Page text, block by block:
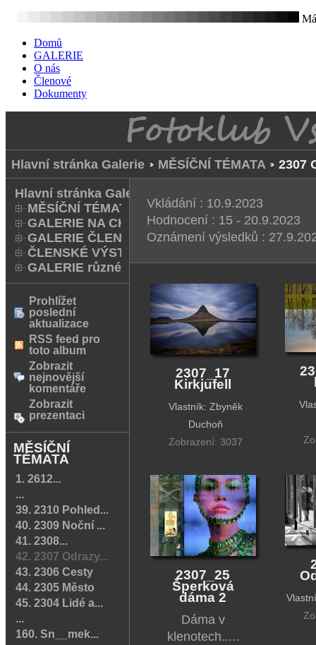
Domů
GALERIE
O nás
Členové
Dokumenty
Hlavní stránka Galerie MĚSÍČNÍ TÉMATA 2307
Hlavní stránka Galerie
MĚSÍČNÍ TÉMATA
GALERIE NA CHODNÍKU
GALERIE ČLENŮ
ČLENSKÉ VÝSTAVY A FOTO Q
GALERIE různé
Prohlížet
poslední
aktualizace
RSS feed pro
toto album
Zobrazit
nejnovější
komentáře
Zobrazit
prezentaci
MĚSÍČNÍ
TÉMATA
1. 2612...
...
39. 2310 Pohled...
40. 2309 Noční ...
41. 2308...
42. 2307 Odrazy...
43. 2306 Cesty
44. 2305 Město
45. 2304 Lidé a...
...
160. Sn__mek...
Vkládání : 10.9.2023
Hodnocení : 15 - 20.9.2023
Oznámení výsledků :
2307_17
Kirkjufell
Vlastník: Zbyněk
Duchoň
Zobrazení: 3037
2307_25
Šperková
dáma 2
Dáma v
klenotech.....